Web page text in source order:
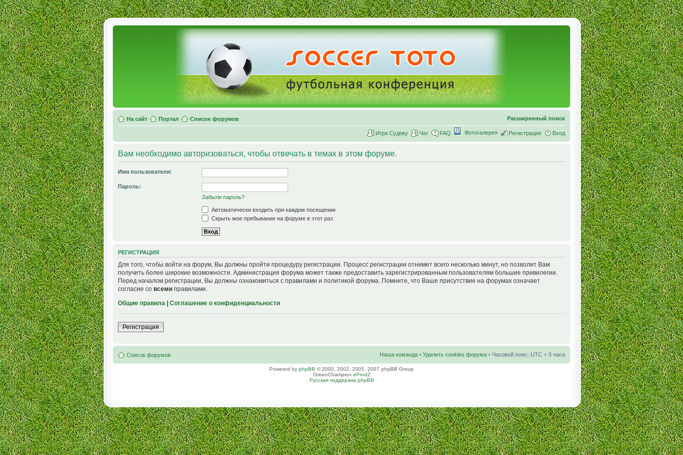
На сайт Портал Список форумов Расширенный поиск
Игра Судоку Чат FAQ Фотогалерея Регистрация Вход
Вам необходимо авторизоваться, чтобы отвечать в темах в этом форуме.
Имя пользователя:
Пароль:
Забыли пароль?
Автоматически входить при каждом посещении
Скрыть мое пребывание на форуме в этот раз
РЕГИСТРАЦИЯ
Для того, чтобы войти на форум, Вы должны пройти процедуру регистрации. Процесс регистрации отнимет всего несколько минут, но позволит Вам
получить более широкие возможности. Администрация форума может также предоставить зарегистрированным пользователям большие привилегии.
Перед началом регистрации, Вы должны ознакомиться с правилами и политикой форума. Помните, что Ваше присутствие на форумах означает
согласие со всеми правилами.
Общие правила | Соглашение о конфиденциальности
Регистрация
Список форумов Наша команда • Удалить cookies форума • Часовой пояс: UTC + 3 часа
Powered by phpBB © 2000, 2002, 2005, 2007 phpBB Group
GreenChampion eProdZ
Русская поддержка phpBB